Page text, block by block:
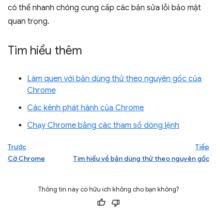
có thể nhanh chóng cung cấp các bản sửa lỗi bảo mật
quan trọng.
Tìm hiểu thêm
Làm quen với bản dùng thử theo nguyên gốc của
Chrome
Các kênh phát hành của Chrome
Chạy Chrome bằng các tham số dòng lệnh
Trước
Cờ Chrome
Tiếp
Tìm hiểu về bản dùng thử theo nguyên gốc
Thông tin này có hữu ích không cho bạn không?